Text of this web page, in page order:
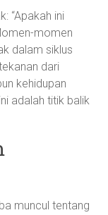
“Apakah ini
momen
dalam siklus
dari
kehidupan
adalah titik balik
muncul tentang